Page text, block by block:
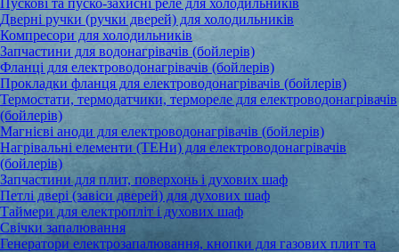
Пускові та пуско-захисні реле для холодильників
Дверні ручки (ручки дверей) для холодильників
Компресори для холодильників
Запчастини для водонагрівачів (бойлерів)
Фланці для електроводонагрівачів (бойлерів)
Прокладки фланця для електроводонагрівачів (бойлерів)
Термостати, термодатчики, термореле для електроводонагрівачів
(бойлерів)
Магнієві аноди для електроводонагрівачів (бойлерів)
Нагрівальні елементи (ТЕНи) для електроводонагрівачів
(бойлерів)
Запчастини для плит, поверхонь і духових шаф
Петлі двері (завіси дверей) для духових шаф
Таймери для електропліт і духових шаф
Свічки запалювання
Генератори електрозапалювання, кнопки для газових плит та